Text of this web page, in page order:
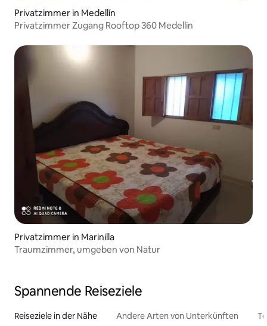
Privatzimmer in Medellín
Privatzimmer Zugang Rooftop 360 Medellin
Privatzimmer in Marinilla
Traumzimmer, umgeben von Natur
Spannende Reiseziele
Reiseziele in der Nähe Andere Arten von Unterkünften